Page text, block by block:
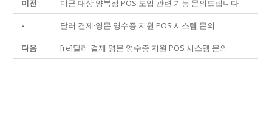
이전 미군 대상 양복점 POS 도입 관련 기능 문의드립니다
- 달러 결제·영문 영수증 지원 POS 시스템 문의
다음 [re]달러 결제·영문 영수증 지원 POS 시스템 문의